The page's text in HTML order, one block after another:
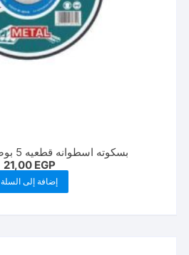
بسكوته اسطوانه قطعيه 5 بوصه tac2101251
21,00 EGP
إضافة إلى السلة